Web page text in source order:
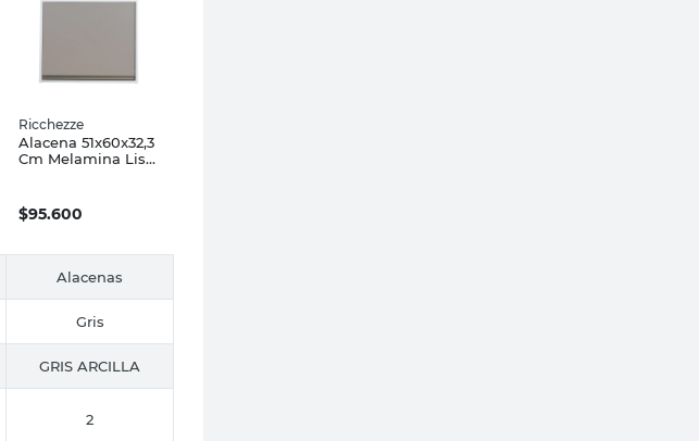
Ricchezze
Alacena 51x60x32,3
Cm Melamina Lisa
$95.600
Alacenas
Gris
GRIS ARCILLA
2